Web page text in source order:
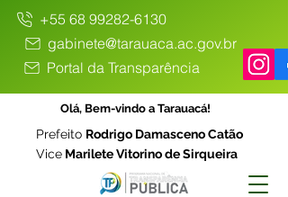
+55 68 99282-6130
gabinete@tarauaca.ac.gov.br
Portal da Transparência
Olá, Bem-vindo a Tarauacá!
Prefeito Rodrigo Damasceno Catão
Vice Marilete Vitorino de Sirqueira